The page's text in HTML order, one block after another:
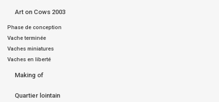
Art on Cows 2003
Phase de conception
Vache terminée
Vaches miniatures
Vaches en liberté
Making of
Quartier lointain